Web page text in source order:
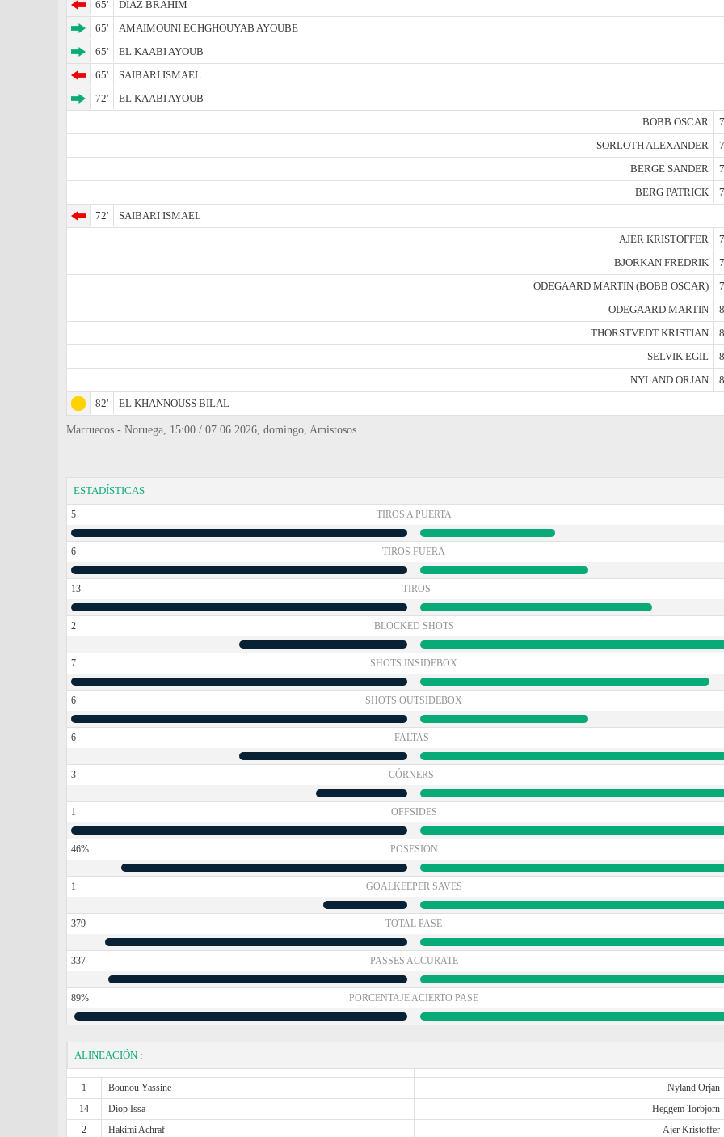
65'
DIAZ BRAHIM
65'
AMAIMOUNI ECHGHOUYAB AYOUBE
65'
EL KAABI AYOUB
65'
SAIBARI ISMAEL
72'
EL KAABI AYOUB
BOBB OSCAR
SORLOTH ALEXANDER
BERGE SANDER
BERG PATRICK
72'
SAIBARI ISMAEL
AJER KRISTOFFER
BJORKAN FREDRIK
ODEGAARD MARTIN (BOBB OSCAR)
ODEGAARD MARTIN
THORSTVEDT KRISTIAN
SELVIK EGIL
NYLAND ORJAN
82'
EL KHANNOUSS BILAL
Marruecos - Noruega, 15:00 / 07.06.2026, domingo, Amistosos
ESTADÍSTICAS
5 TIROS A PUERTA
6 TIROS FUERA
13 TIROS
2 BLOCKED SHOTS
7 SHOTS INSIDEBOX
6 SHOTS OUTSIDEBOX
6 FALTAS
3 CÓRNERS
1 OFFSIDES
46% POSESIÓN
1 GOALKEEPER SAVES
379 TOTAL PASE
337 PASSES ACCURATE
89% PORCENTAJE ACIERTO PASE
ALINEACIÓN :
1 Bounou Yassine Nyland Orjan
14
Diop Issa Heggem Torbjorn
2
Hakimi Achraf Ajer Kristoffer